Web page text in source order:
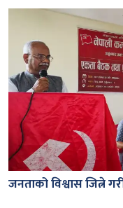
जनताको विश्वास जित्ने